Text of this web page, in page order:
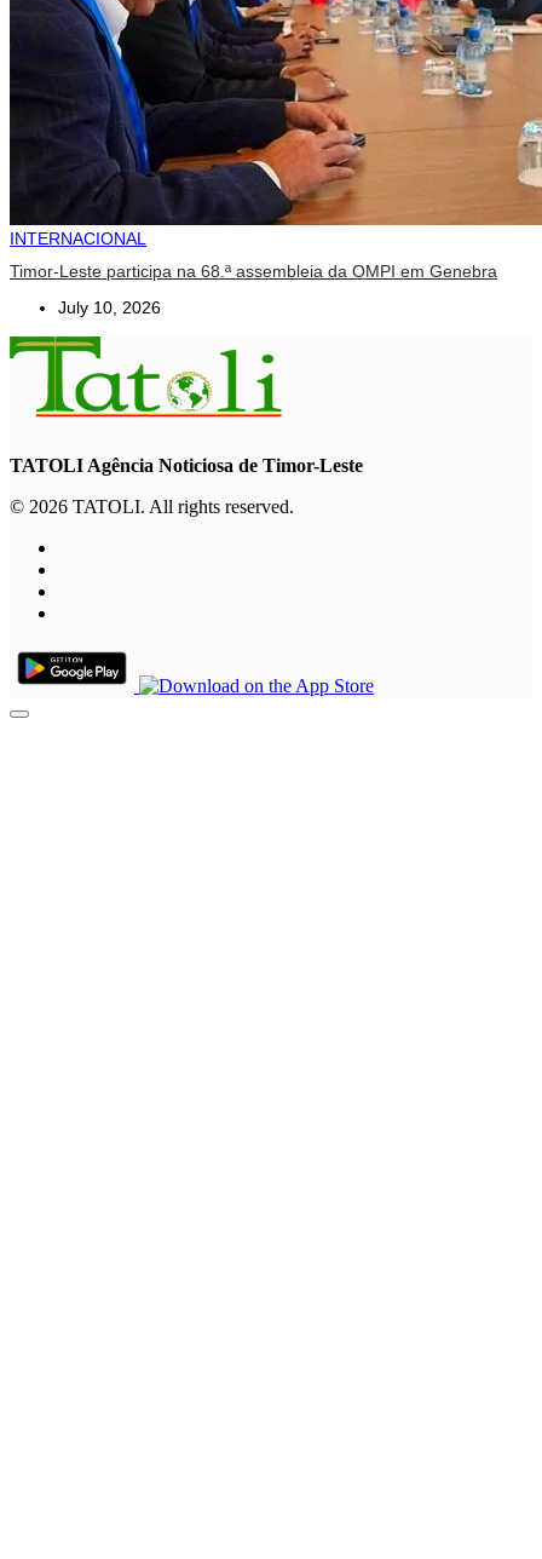
INTERNACIONAL
Timor-Leste participa na 68.ª assembleia da OMPI em Genebra
July 10, 2026
TATOLI Agência Noticiosa de Timor-Leste
© 2026 TATOLI. All rights reserved.